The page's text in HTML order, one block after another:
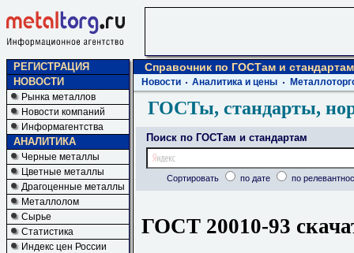
РЕГИСТРАЦИЯ
НОВОСТИ
Рынка металлов
Новости компаний
Информагентства
АНАЛИТИКА
Черные металлы
Цветные металлы
Драгоценные металлы
Металлолом
Сырье
Статистика
Индекс цен России
Справочник по ГОСТам и стандартам
Новости Аналитика и цены
ГОСТы, стандарты,
Поиск по ГОСТам и стандартам
Сортировать по дате по
ГОСТ 20010-93